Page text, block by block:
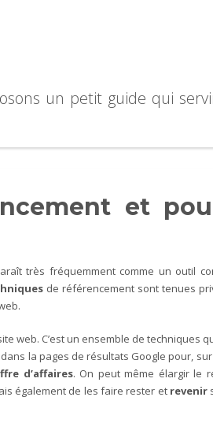
un petit guide qui
et
très fréquemment comme un outil
de référencement sont tenues
web. C’est un ensemble de techniques
la pages de résultats Google pour,
d’affaires. On peut même élargir le
également de les faire rester et revenir